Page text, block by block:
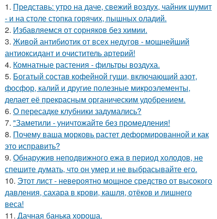
1. Представь: утро на даче, свежий воздух, чайник шумит
- и на столе стопка горячих, пышных оладий.
2. Избавляемся от сорняков без химии.
3. Живой антибиотик от всех недугов - мощнейший
антиоксидант и очиститель артерий!
4. Комнатные растения - фильтры воздуха.
5. Богатый состав кофейной гущи, включающий азот,
фосфор, калий и другие полезные микроэлементы,
делает её прекрасным органическим удобрением.
6. О пересадке клубники задумались?
7. "Заметили - уничтожайте без промедления!
8. Почему ваша морковь растет деформированной и как
это исправить?
9. Обнаружив неподвижного ежа в период холодов, не
спешите думать, что он умер и не выбрасывайте его.
10. Этот лист - невероятно мощное средство от высокого
давления, сахара в крови, кашля, отёков и лишнего
веса!
11. Дачная банька хороша.